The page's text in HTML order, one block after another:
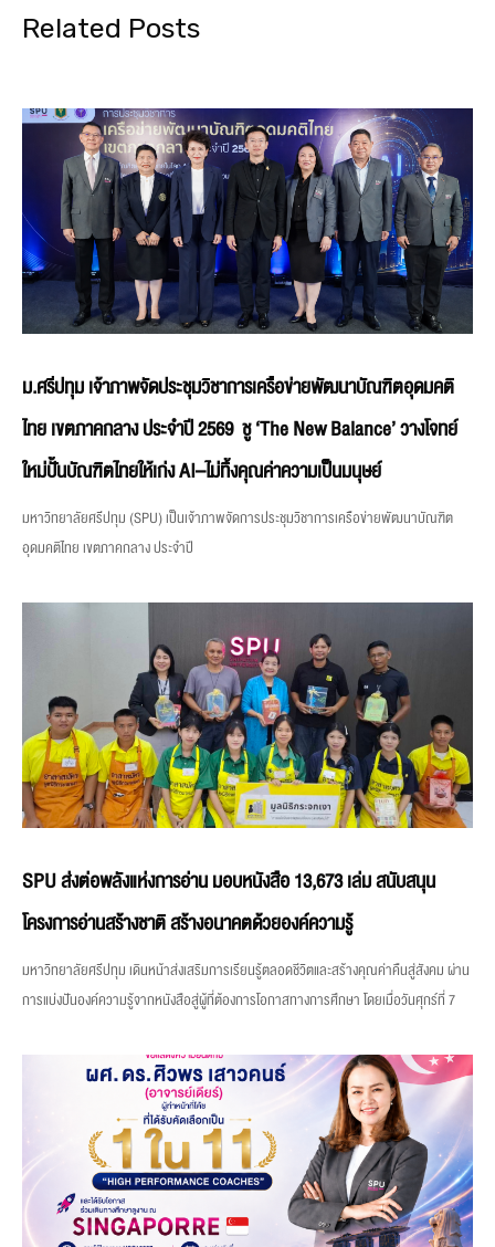
Related Posts
ม.ศรีปทุม เจ้าภาพจัดประชุมวิชาการเครือข่ายพัฒนาบัณฑิตอุดมคติ
ไทย เขตภาคกลาง ประจำปี 2569 ชู ‘The New Balance’ วางโจทย์
ใหม่ปั้นบัณฑิตไทยให้เก่ง AI–ไม่ทิ้งคุณค่าความเป็นมนุษย์
มหาวิทยาลัยศรีปทุม (SPU) เป็นเจ้าภาพจัดการประชุมวิชาการเครือข่ายพัฒนาบัณฑิต
อุดมคติไทย เขตภาคกลาง ประจำปี
SPU ส่งต่อพลังแห่งการอ่าน มอบหนังสือ 13,673 เล่ม สนับสนุน
โครงการอ่านสร้างชาติ สร้างอนาคตด้วยองค์ความรู้
มหาวิทยาลัยศรีปทุม เดินหน้าส่งเสริมการเรียนรู้ตลอดชีวิตและสร้างคุณค่าคืนสู่สังคม ผ่าน
การแบ่งปันองค์ความรู้จากหนังสือสู่ผู้ที่ต้องการโอกาสทางการศึกษา โดยเมื่อวันศุกร์ที่ 7